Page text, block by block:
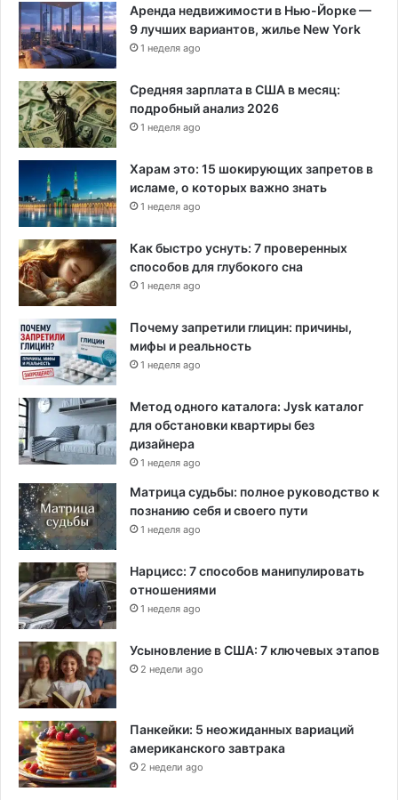
Аренда недвижимости в Нью-Йорке —
9 лучших вариантов, жилье New York
1 неделя ago
Средняя зарплата в США в месяц:
подробный анализ 2026
1 неделя ago
Харам это: 15 шокирующих запретов в
исламе, о которых важно знать
1 неделя ago
Как быстро уснуть: 7 проверенных
способов для глубокого сна
1 неделя ago
Почему запретили глицин: причины,
мифы и реальность
1 неделя ago
Метод одного каталога: Jysk каталог
для обстановки квартиры без
дизайнера
1 неделя ago
Матрица судьбы: полное руководство к
познанию себя и своего пути
1 неделя ago
Нарцисс: 7 способов манипулировать
отношениями
1 неделя ago
Усыновление в США: 7 ключевых этапов
2 недели ago
Панкейки: 5 неожиданных вариаций
американского завтрака
2 недели ago